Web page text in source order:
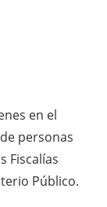
en el
personas
Fiscalías
Público.